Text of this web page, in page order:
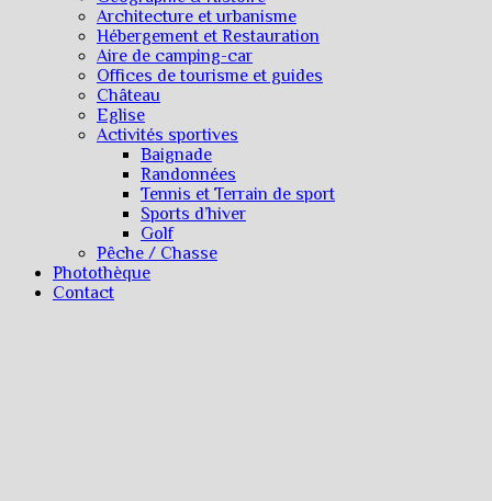
Architecture et urbanisme
Hébergement et Restauration
Aire de camping-car
Offices de tourisme et guides
Château
Eglise
Activités sportives
Baignade
Randonnées
Tennis et Terrain de sport
Sports d’hiver
Golf
Pêche / Chasse
Photothèque
Contact